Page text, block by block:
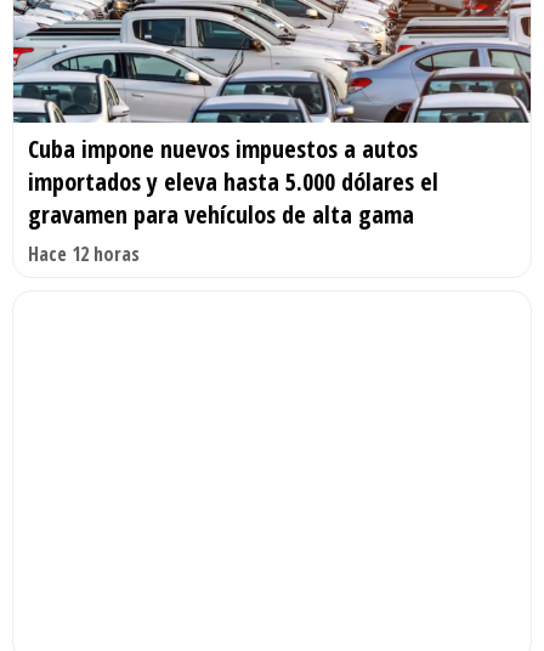
Cuba impone nuevos impuestos a autos
importados y eleva hasta 5.000 dólares el
gravamen para vehículos de alta gama
Hace 12 horas